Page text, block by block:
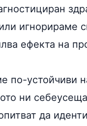
игнорираме
ефекта на
по-устойчиви
ни
да